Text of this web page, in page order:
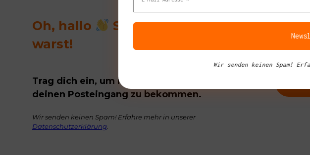
Oh, hallo
Schön, das du da
warst!
Trag dich ein, um regelmäßig tolle Buchtipps in
deinen Posteingang zu bekommen.
Wir senden keinen Spam! Erfahre mehr in unserer
Datenschutzerklärung
Wir senden keinen Spam!